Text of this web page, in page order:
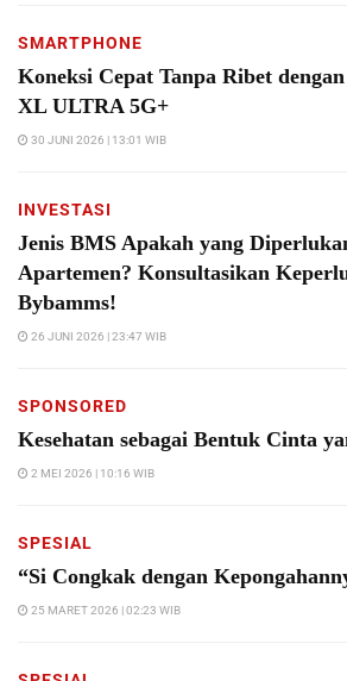
SMARTPHONE
Koneksi Cepat Tanpa Ribet
XL ULTRA 5G+
30 JUNI 2026 | 13:01 WIB
INVESTASI
Jenis BMS Apakah yang
Apartemen? Konsultasikan
Bybamms!
26 JUNI 2026 | 23:47 WIB
SPONSORED
Kesehatan sebagai Bentuk Cinta
2 MEI 2026 | 10:16 WIB
SPESIAL
“Si Congkak dengan
25 MARET 2026 | 02:23 WIB